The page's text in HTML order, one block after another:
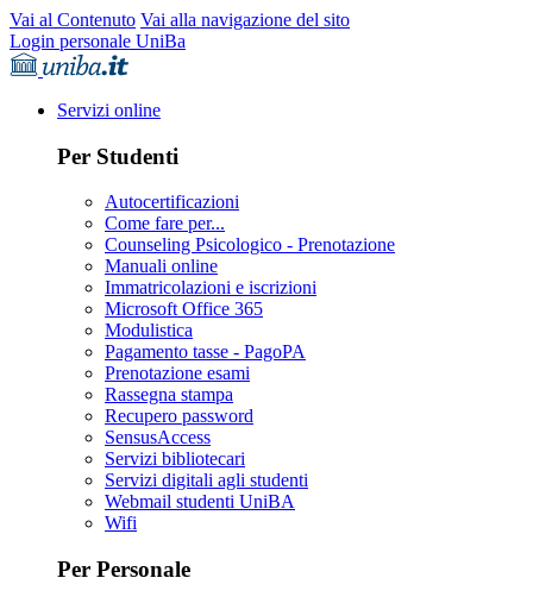
Vai al Contenuto Vai alla navigazione del sito
Login personale UniBa
Servizi online
Per Studenti
Autocertificazioni
Come fare per...
Counseling Psicologico - Prenotazione
Manuali online
Immatricolazioni e iscrizioni
Microsoft Office 365
Modulistica
Pagamento tasse - PagoPA
Prenotazione esami
Rassegna stampa
Recupero password
SensusAccess
Servizi bibliotecari
Servizi digitali agli studenti
Webmail studenti UniBA
Wifi
Per Personale